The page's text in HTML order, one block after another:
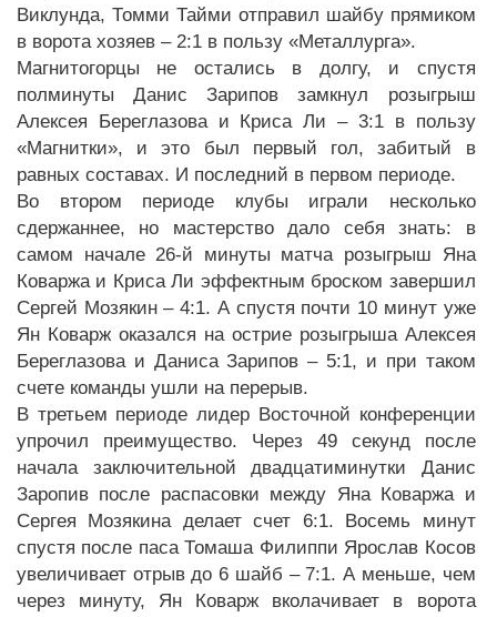
Виклунда, Томми Тайми отправил шайбу прямиком
в ворота хозяев – 2:1 в пользу «Металлурга».
Магнитогорцы не остались в долгу, и спустя
полминуты Данис Зарипов замкнул розыгрыш
Алексея Береглазова и Криса Ли – 3:1 в пользу
«Магнитки», и это был первый гол, забитый в
равных составах. И последний в первом периоде.
Во втором периоде клубы играли несколько
сдержаннее, но мастерство дало себя знать: в
самом начале 26-й минуты матча розыгрыш Яна
Коваржа и Криса Ли эффектным броском завершил
Сергей Мозякин – 4:1. А спустя почти 10 минут уже
Ян Коварж оказался на острие розыгрыша Алексея
Береглазова и Даниса Зарипов – 5:1, и при таком
счете команды ушли на перерыв.
В третьем периоде лидер Восточной конференции
упрочил преимущество. Через 49 секунд после
начала заключительной двадцатиминутки Данис
Заропив после распасовки между Яна Коваржа и
Сергея Мозякина делает счет 6:1. Восемь минут
спустя после паса Томаша Филиппи Ярослав Косов
увеличивает отрыв до 6 шайб – 7:1. А меньше, чем
через минуту, Ян Коварж вколачивает в ворота